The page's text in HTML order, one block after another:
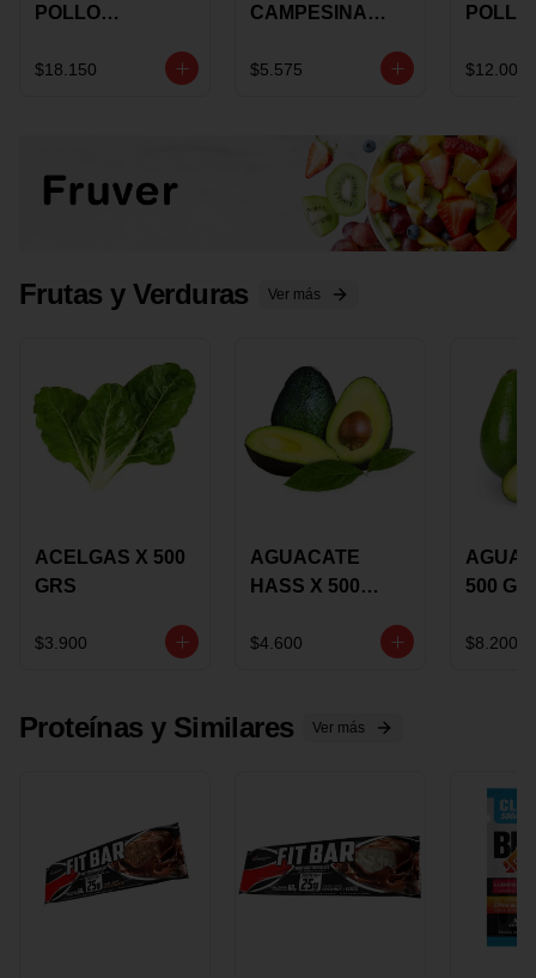
POLLO
MARINADA X
$18.150
CAMPESINA
COSTILLAR A
$5.575
POLLO
$12.000
Frutas y Verduras Ver más
ACELGAS X 500
GRS
$3.900
AGUACATE
HASS X 500
$4.600
500
$8.200
Proteínas y Similares Ver más